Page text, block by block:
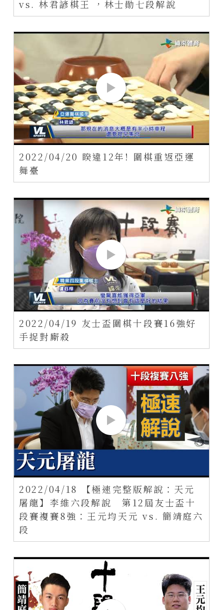
vs. 林君諺棋王 ，林士勛七段解說
2022/04/20 睽違12年! 圍棋重返亞運
舞臺
2022/04/19 友士盃圍棋十段賽16強好
手捉對廝殺
2022/04/18 【極速完整版解說：天元
屠龍】李維六段解說 第12屆友士盃十
段賽複賽8強：王元均天元 vs. 簡靖庭六
段